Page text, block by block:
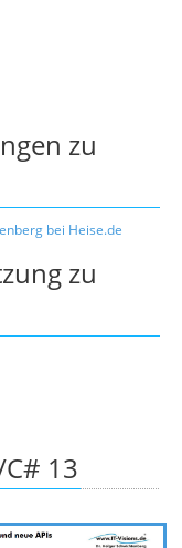
zu
bei Heise.de
zu
13